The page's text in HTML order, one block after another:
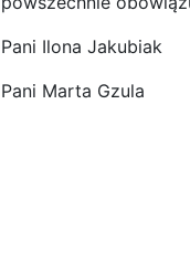
Pani Ilona Jakubiak
Pani Marta Gzula